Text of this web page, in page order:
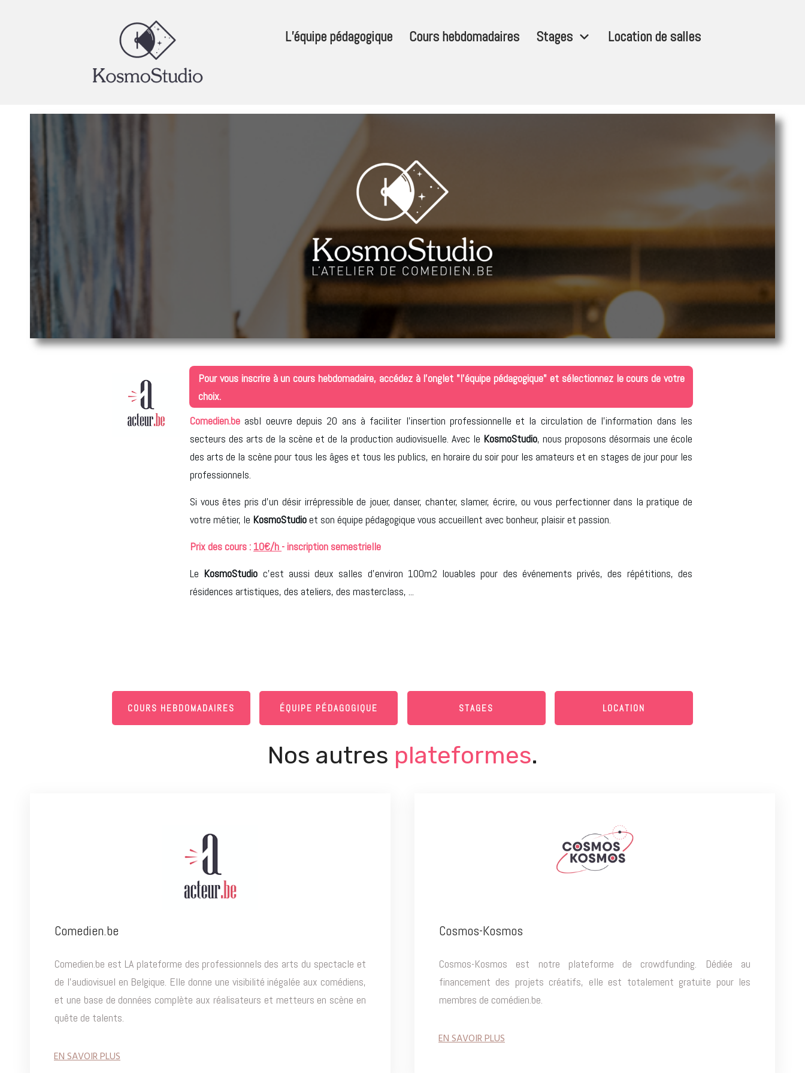
L’équipe pédagogique Cours hebdomadaires Stages Location de salles
Pour vous inscrire à un cours hebdomadaire, accédez à l'onglet "l'équipe pédagogique" et sélectionnez le cours de votre
choix.
Comedien.be asbl oeuvre depuis 20 ans à faciliter l'insertion professionnelle et la circulation de l'information dans les
secteurs des arts de la scène et de la production audiovisuelle. Avec le KosmoStudio, nous proposons désormais une école
des arts de la scène pour tous les âges et tous les publics, en horaire du soir pour les amateurs et en stages de jour pour les
professionnels.
Si vous êtes pris d'un désir irrépressible de jouer, danser, chanter, slamer, écrire, ou vous perfectionner dans la pratique de
votre métier, le KosmoStudioet son équipe pédagogique vous accueillent avec bonheur, plaisir et passion.
Prix des cours : 10€/h - inscription semestrielle
Le KosmoStudio c'est aussi deux salles d'environ 100m2 louables pour des événements privés, des répétitions, des
résidences artistiques, des ateliers, des masterclass, ...
COURS HEBDOMADAIRES ÉQUIPE PÉDAGOGIQUE STAGES LOCATION
Nos autres plateformes.
Comedien.be
Comedien.be est LA plateforme des professionnels des arts du spectacle et
de l'audiovisuel en Belgique. Elle donne une visibilité inégalée aux comédiens,
et une base de données complète aux réalisateurs et metteurs en scène en
quête de talents.
EN SAVOIR PLUS
Cosmos-Kosmos
Cosmos-Kosmos est notre plateforme de crowdfunding. Dédiée au
financement des projets créatifs, elle est totalement gratuite pour les
membres de comédien.be.
EN SAVOIR PLUS